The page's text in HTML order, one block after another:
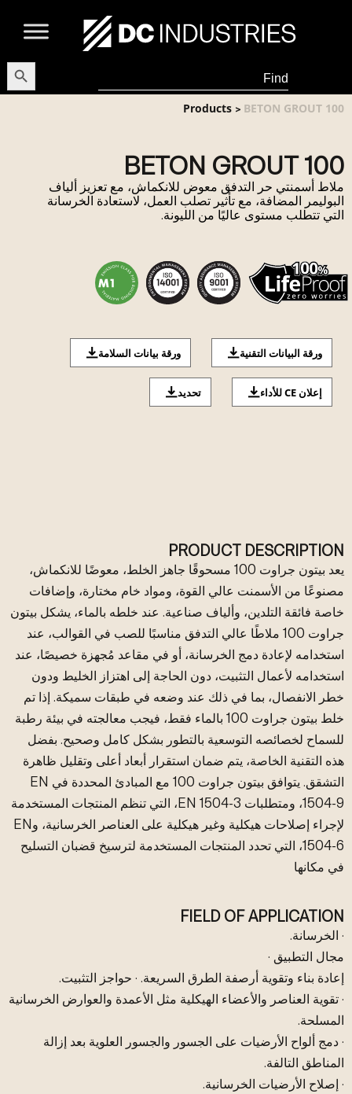
Search
for:
Button
Products >BETON GROUT 100
BETON GROUT 100
ملاط أسمنتي حر التدفق معوض للانكماش، مع تعزيز ألياف
البوليمر المضافة، مع تأثير تصلب العمل، لاستعادة الخرسانة
التي تتطلب مستوى عاليًا من الليونة.
ورقة البيانات التقنية ورقة بيانات السلامة
إعلان CE للأداء تحديد
PRODUCT DESCRIPTION
يعد بيتون جراوت 100 مسحوقًا جاهز الخلط، معوضًا للانكماش،
مصنوعًا من الأسمنت عالي القوة، ومواد خام مختارة، وإضافات
خاصة فائقة التلدين، وألياف صناعية. عند خلطه بالماء، يشكل بيتون
جراوت 100 ملاطًا عالي التدفق مناسبًا للصب في القوالب، عند
استخدامه لإعادة دمج الخرسانة، أو في مقاعد مُجهزة خصيصًا، عند
استخدامه لأعمال التثبيت، دون الحاجة إلى اهتزاز الخليط ودون
خطر الانفصال، بما في ذلك عند وضعه في طبقات سميكة. إذا تم
خلط بيتون جراوت 100 بالماء فقط، فيجب معالجته في بيئة رطبة
للسماح لخصائصه التوسعية بالتطور بشكل كامل وصحيح. بفضل
هذه التقنية الخاصة، يتم ضمان استقرار أبعاد أعلى وتقليل ظاهرة
التشقق. يتوافق بيتون جراوت 100 مع المبادئ المحددة في EN
1504-9، ومتطلبات EN 1504-3، التي تنظم المنتجات المستخدمة
لإجراء إصلاحات هيكلية وغير هيكلية على العناصر الخرسانية، وEN
1504-6، التي تحدد المنتجات المستخدمة لترسيخ قضبان التسليح
في مكانها
FIELD OF APPLICATION
· الخرسانة.
مجال التطبيق ·
إعادة بناء وتقوية أرصفة الطرق السريعة. · حواجز التثبيت.
· تقوية العناصر والأعضاء الهيكلية مثل الأعمدة والعوارض الخرسانية
المسلحة.
· دمج ألواح الأرضيات على الجسور والجسور العلوية بعد إزالة
المناطق التالفة.
· إصلاح الأرضيات الخرسانية.